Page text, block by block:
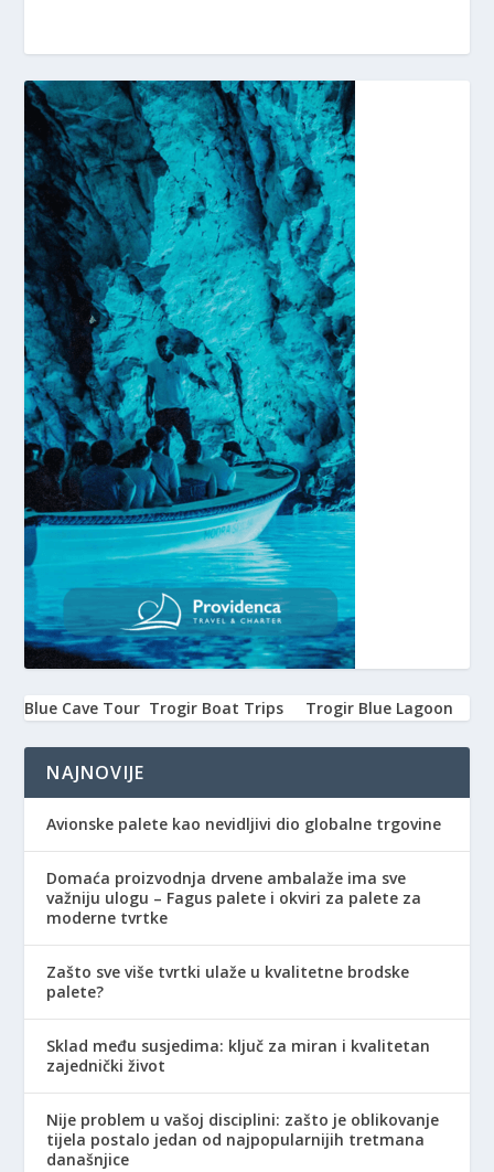
Blue Cave Tour Trogir Boat Trips Trogir Blue Lagoon
NAJNOVIJE
Avionske palete kao nevidljivi dio globalne trgovine
Domaća proizvodnja drvene ambalaže ima sve
važniju ulogu – Fagus palete i okviri za palete za
moderne tvrtke
Zašto sve više tvrtki ulaže u kvalitetne brodske
palete?
Sklad među susjedima: ključ za miran i kvalitetan
zajednički život
Nije problem u vašoj disciplini: zašto je oblikovanje
tijela postalo jedan od najpopularnijih tretmana
današnjice